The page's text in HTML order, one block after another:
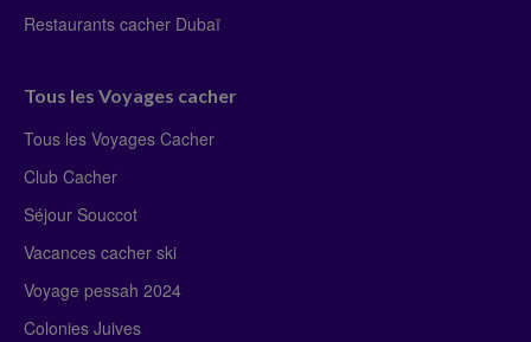
Restaurants cacher Dubaï
Tous les Voyages cacher
Tous les Voyages Cacher
Club Cacher
Séjour Souccot
Vacances cacher ski
Voyage pessah 2024
Colonies Juives